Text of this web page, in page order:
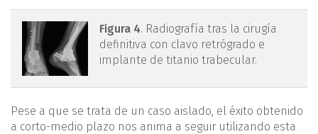
mact.1301.fs2105005-
figura4.png
Figura 4. Radiografía tras la cirugía
definitiva con clavo retrógrado e
implante de titanio trabecular.
Pese a que se trata de un caso aislado, el éxito obtenido
a corto-medio plazo nos anima a seguir utilizando esta